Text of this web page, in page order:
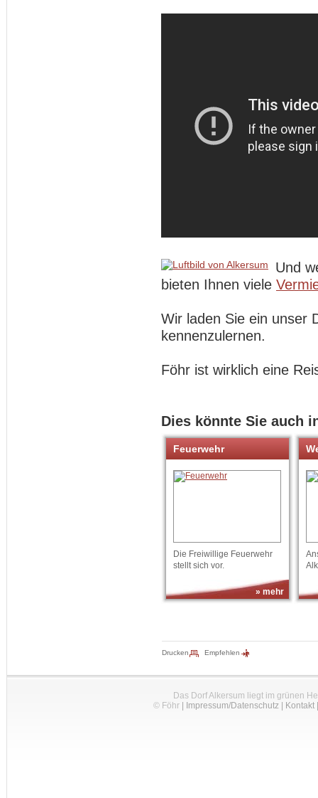
Und
bieten Ihnen viele
Wir laden Sie ein unser
kennenzulernen.
Föhr ist wirklich eine
Dies könnte Sie auch
Feuerwehr
Die Freiwillige Feuerwehr
stellt sich vor.
» mehr
Drucken Empfehlen
Das Dorf Alkersum liegt im grünen
© Föhr| Impressum/Datenschutz| Kontakt